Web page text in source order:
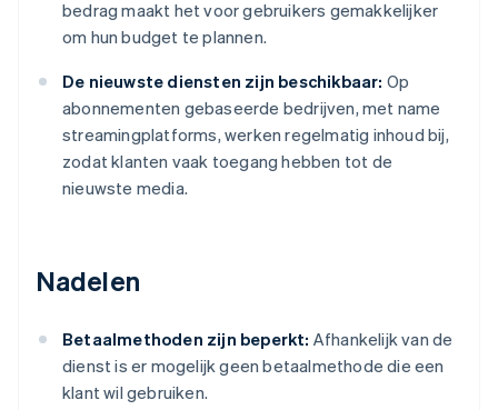
bedrag maakt het voor gebruikers gemakkelijker
om hun budget te plannen.
De nieuwste diensten zijn beschikbaar: Op
abonnementen gebaseerde bedrijven, met name
streamingplatforms, werken regelmatig inhoud bij,
zodat klanten vaak toegang hebben tot de
nieuwste media.
Nadelen
Betaalmethoden zijn beperkt: Afhankelijk van de
dienst is er mogelijk geen betaalmethode die een
klant wil gebruiken.